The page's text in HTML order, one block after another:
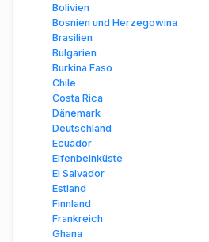
Bolivien
Bosnien und Herzegowina
Brasilien
Bulgarien
Burkina Faso
Chile
Costa Rica
Dänemark
Deutschland
Ecuador
Elfenbeinküste
El Salvador
Estland
Finnland
Frankreich
Ghana